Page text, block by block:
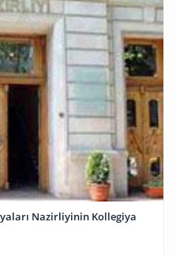
Nazirliyinin Kollegiya